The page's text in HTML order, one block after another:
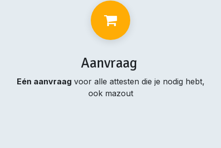
Aanvraag
Eén aanvraagvoor alle attesten die je nodig hebt,
ook mazout